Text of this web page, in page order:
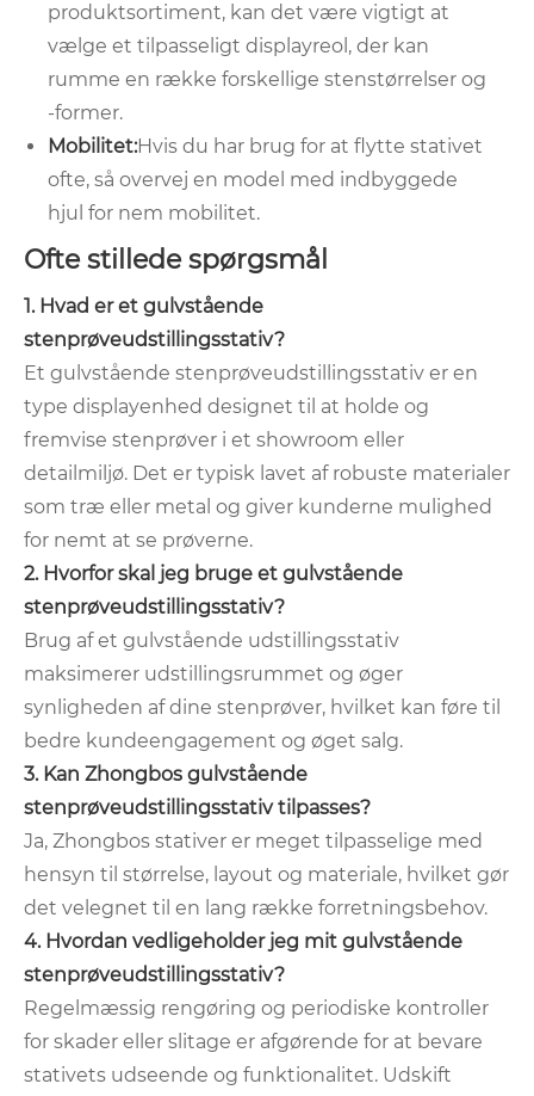
produktsortiment, kan det være vigtigt at
vælge et tilpasseligt displayreol, der kan
rumme en række forskellige stenstørrelser og
-former.
Mobilitet:Hvis du har brug for at flytte stativet
ofte, så overvej en model med indbyggede
hjul for nem mobilitet.
Ofte stillede spørgsmål
1. Hvad er et gulvstående
stenprøveudstillingsstativ?
Et gulvstående stenprøveudstillingsstativ er en
type displayenhed designet til at holde og
fremvise stenprøver i et showroom eller
detailmiljø. Det er typisk lavet af robuste materialer
som træ eller metal og giver kunderne mulighed
for nemt at se prøverne.
2. Hvorfor skal jeg bruge et gulvstående
stenprøveudstillingsstativ?
Brug af et gulvstående udstillingsstativ
maksimerer udstillingsrummet og øger
synligheden af ​​dine stenprøver, hvilket kan føre til
bedre kundeengagement og øget salg.
3. Kan Zhongbos gulvstående
stenprøveudstillingsstativ tilpasses?
Ja, Zhongbos stativer er meget tilpasselige med
hensyn til størrelse, layout og materiale, hvilket gør
det velegnet til en lang række forretningsbehov.
4. Hvordan vedligeholder jeg mit gulvstående
stenprøveudstillingsstativ?
Regelmæssig rengøring og periodiske kontroller
for skader eller slitage er afgørende for at bevare
stativets udseende og funktionalitet. Udskift